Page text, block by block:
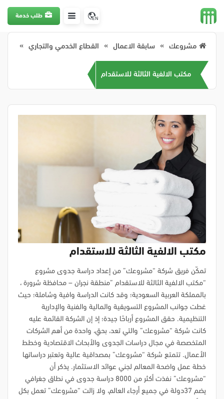
EN طلب خدمة
مشروعك سابقة الاعمال القطاع الخدمي والتجاري
مكتب الالفية الثالثة للاستقدام
مكتب الالفية الثالثة للاستقدام
تمكّن فريق شركة “مشروعك” من إعداد دراسة جدوى مشروع
“مكتب الالفية الثالثة للاستقدام ”منطقة نجران – محافظة شرورة ،
بالمملكة العربية السعودية؛ وقد كانت الدراسة وافية وشاملة؛ حيث
غطت جوانب المشروع التسويقية والمالية والفنية والإدارية
التنظيمية. حقق المشروع أرباحًا جيدة؛ إذ إن الشركة القائمة عليه
كانت شركة “مشروعك” والتي تعد، بحقٍ، واحدة من أهم الشركات
المتخصصة في مجال دراسات الجدوى والأبحاث الاقتصادية وخطط
الأعمال. تتمتع شركة “مشروعك” بمصداقية عالية وتعتبر دراساتها
خطة عمل واضحة المعالم لجني عوائد الاستثمار. يذكر أن
“مشروعك” نفذت أكثر من 8000 دراسة جدوى في نطاق جغرافي
يضم 37دولة في جميع أرجاء العالم، ولا زالت “مشروعك” تعمل بكل